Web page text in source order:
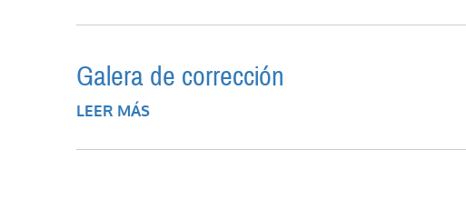
Galera de corrección
LEER MÁS